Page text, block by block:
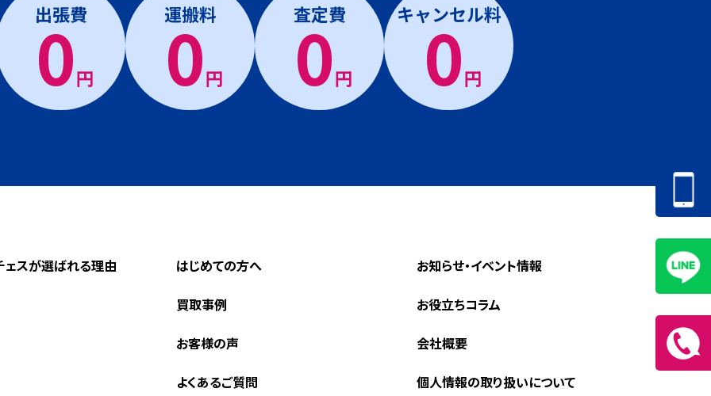
出張費
0円
運搬料
0円
査定費
0円
キャンセル料
0円
ェスが選ばれる理由 はじめての方へ
買取事例
お客様の声
よくあるご質問
お知らせ・イベント情報
お役立ちコラム
会社概要
個人情報の取り扱いについて